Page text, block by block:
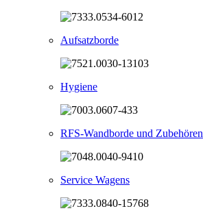
Aufsatzborde
Hygiene
RFS-Wandborde und Zubehören
Service Wagens